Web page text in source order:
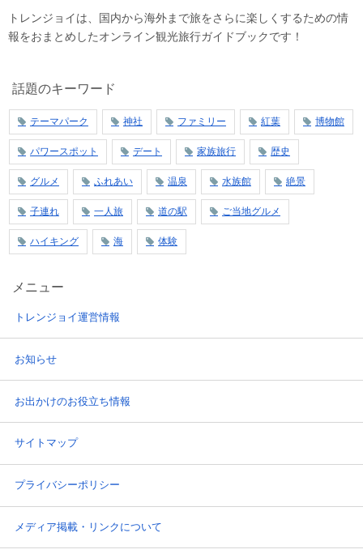
トレンジョイは、国内から海外まで旅をさらに楽しくするための情
報をおまとめしたオンライン観光旅行ガイドブックです！
話題のキーワード
テーマパーク 神社 ファミリー 紅葉 博物館
パワースポット デート 家族旅行 歴史
グルメ ふれあい 温泉 水族館 絶景
子連れ 一人旅 道の駅 ご当地グルメ
ハイキング 海 体験
メニュー
トレンジョイ運営情報
お知らせ
お出かけのお役立ち情報
サイトマップ
プライバシーポリシー
メディア掲載・リンクについて